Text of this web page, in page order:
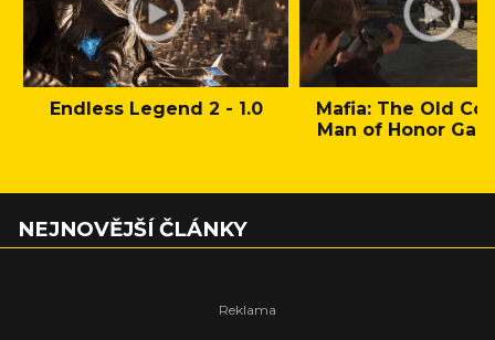
Endless Legend 2 - 1.0
Mafia: The Old
Man of Honor
NEJNOVĚJŠÍ ČLÁNKY